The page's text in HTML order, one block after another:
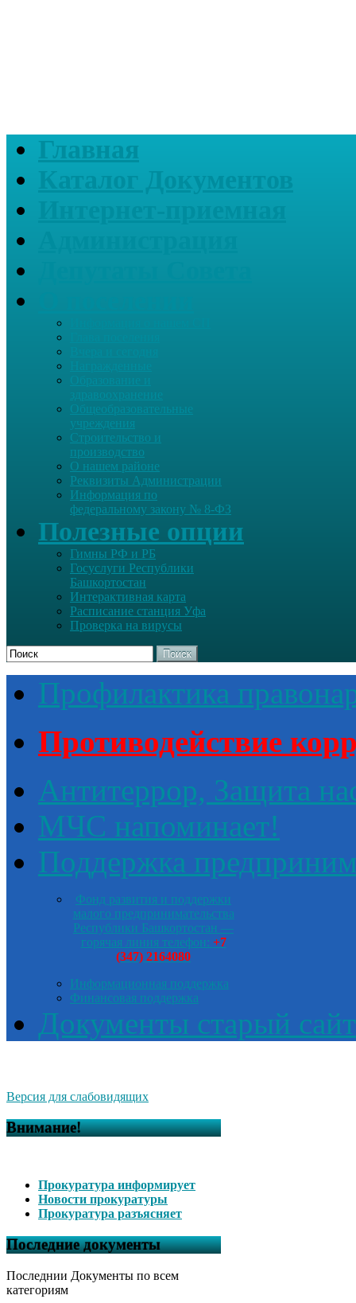
Главная
Общеобразовательные
учреждения
Строительство и
производство
О нашем районе
Реквизиты Администрации
Информация по
федеральному закону № 8-ФЗ
Полезные опции
Гимны РФ и РБ
Госуслуги Республики
Башкортостан
Интерактивная карта
Расписание станция Уфа
Проверка на вирусы
Поиск
Профилактика
Противодействие
Антитеррор, Защита
МЧС напоминает!
Поддержка
Фонд развития и поддержки
малого предпринимательства
Республики Башкортостан —
горячая линия телефон: +7
(347) 2164080
Информационная поддержка
Финансовая поддержка
Документы старый сайт
Версия для слабовидящих
Внимание!
Прокуратура информирует
Новости прокуратуры
Прокуратура разъясняет
Последние документы
Последнии Документы по всем
категориям